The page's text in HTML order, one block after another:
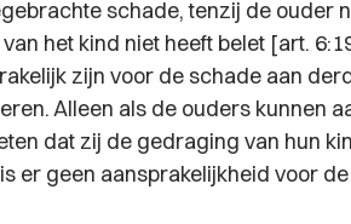
schade, tenzij de ouder
het kind niet heeft belet [art.
zijn voor de schade aan
Alleen als de ouders kunnen
dat zij de gedraging van hun
er geen aansprakelijkheid voor